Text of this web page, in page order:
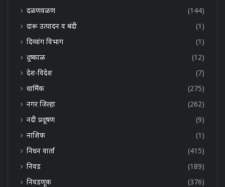
दळणवळण
(144)
दारू उत्पादन व बंदी
(1)
दिव्यांग विभाग
(1)
दुष्काळ
(12)
देश-विदेश
(7)
धार्मिक
(275)
नगर जिल्हा
(262)
नदी प्रदूषण
(9)
नाशिक
(1)
निधन वार्ता
(415)
निवड
(189)
निवडणूक
(376)